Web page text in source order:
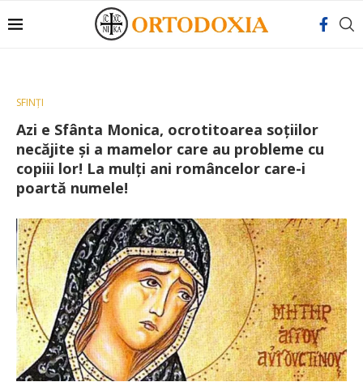
SFINȚI
Azi e Sfânta Monica, ocrotitoarea soțiilor
necăjite și a mamelor care au probleme cu
copiii lor! La mulți ani româncelor care-i
poartă numele!